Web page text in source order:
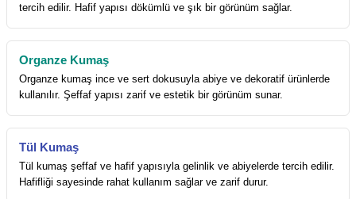
tercih edilir. Hafif yapısı dökümlü ve şık bir görünüm sağlar.
Organze Kumaş
Organze kumaş ince ve sert dokusuyla abiye ve dekoratif ürünlerde
kullanılır. Şeffaf yapısı zarif ve estetik bir görünüm sunar.
Tül Kumaş
Tül kumaş şeffaf ve hafif yapısıyla gelinlik ve abiyelerde tercih edilir.
Hafifliği sayesinde rahat kullanım sağlar ve zarif durur.